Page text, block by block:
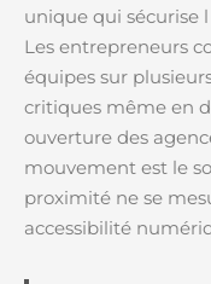
unique qui sécurise
Les entrepreneurs
équipes sur
critiques même en
ouverture des
mouvement est le
proximité ne se
accessibilité